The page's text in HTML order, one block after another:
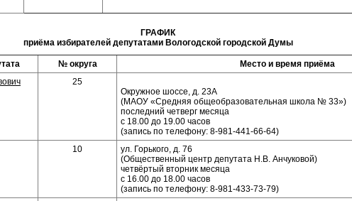
ГРАФИК
приёма избирателей депутатами Вологодской городской Думы
№ округа
Место и время приёма
25
Окружное шоссе, д. 23А
(МАОУ «Средняя общеобразовательная школа № 33»)
последний четверг месяца
с 18.00 до 19.00 часов
(запись по телефону: 8-981-441-66-64)
10
ул. Горького, д. 76
(Общественный центр депутата Н.В. Анчуковой)
четвёртый вторник месяца
с 16.00 до 18.00 часов
(запись по телефону: 8-981-433-73-79)